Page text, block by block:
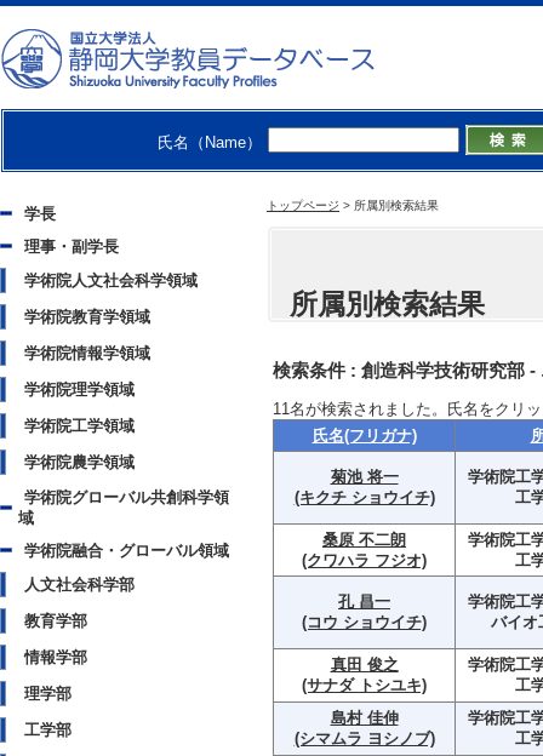
氏名（Name）
学長
理事・副学長
学術院人文社会科学領域
学術院教育学領域
学術院情報学領域
学術院理学領域
学術院工学領域
学術院農学領域
学術院グローバル共創科学領
域
学術院融合・グローバル領域
人文社会科学部
教育学部
情報学部
理学部
工学部
トップページ > 所属別検索結果
所属別検索結果
検索条件 : 創造科学技術研究部
11名が検索されました。氏名をクリ
氏名(フリガナ)
菊池 将一
(キクチ ショウイチ)
学術院工
工
桑原 不二朗
(クワハラ フジオ)
学術院工
工
孔 昌一
(コウ ショウイチ)
学術院工
バイオ
真田 俊之
(サナダ トシユキ)
学術院工
工
島村 佳伸
(シマムラ ヨシノブ)
学術院工
工